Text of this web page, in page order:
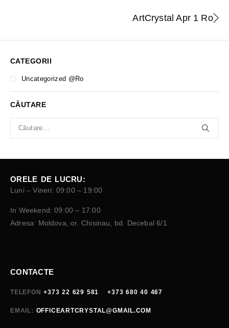
ArtCrystal Apr 1 Ro
CATEGORII
Uncategorized @ro
CĂUTARE
ORELE DE LUCRU:
Luni – Vineri: 09:00 – 19:00
In Weekend: 09:00 – 17:00
Adresa: Moldova, or. Chisinau, bd. Decebal 6/1
CONTACTE
TELEFON +373 22 629 581 +373 680 40 467
EMAIL: OFFICEARTCRYSTAL@GMAIL.COM